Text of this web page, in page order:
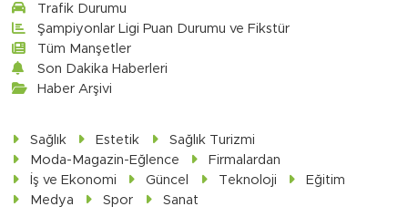
Trafik Durumu
Şampiyonlar Ligi Puan Durumu ve Fikstür
Tüm Manşetler
Son Dakika Haberleri
Haber Arşivi
Sağlık Estetik
Sağlık Turizmi
Moda-Magazin-Eğlence
Firmalardan
İş ve Ekonomi
Güncel Teknoloji
Eğitim
Medya
Spor Sanat